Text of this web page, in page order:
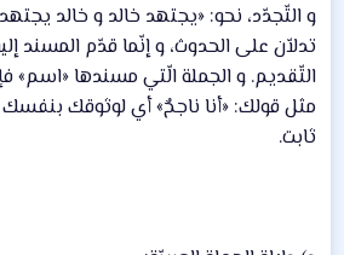
و التّجدّد، نحو: «يجتهد خالد و خالد
تدلاّن على الحدوث، و إنّما قدّم المسند
التّقديم. و الجملة الّتي مسندها «اسم»
مثل قولك: «أنا ناجحٌ» أي لوثوقك بنفسك
ثابت.